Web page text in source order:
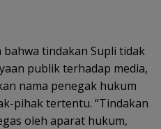
tindakan Supli tidak
publik terhadap media,
nama penegak hukum
pihak tertentu. “Tindakan
oleh aparat hukum,